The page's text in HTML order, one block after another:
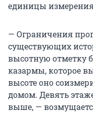
единицы
— Ограничения
существующих
высотную отметку
казармы, которое
высоте оно
домом. Девять
выше, —